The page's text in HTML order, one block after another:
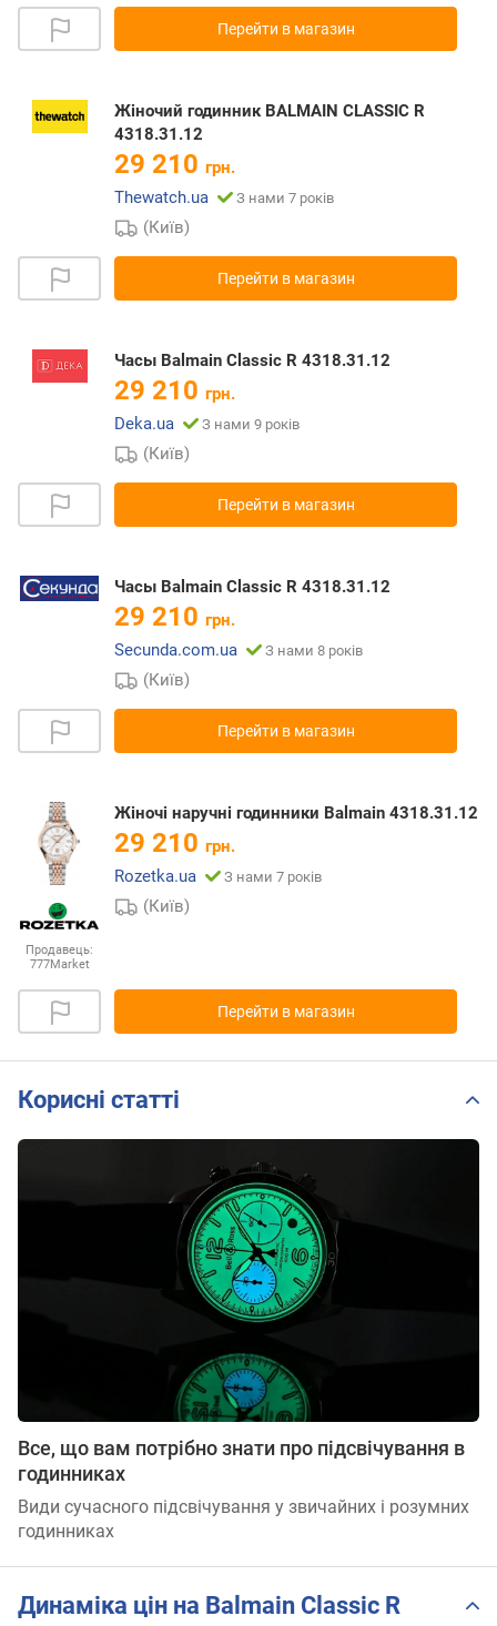
Перейти в магазин
Жіночий годинник BALMAIN CLASSIC R
4318.31.12
29 210 грн.
Thewatch.ua
З нами 7 років
(Київ)
Перейти в магазин
Часы Balmain Classic R 4318.31.12
29 210 грн.
Deka.ua
З нами 9 років
(Київ)
Перейти в магазин
Часы Balmain Classic R 4318.31.12
29 210 грн.
Secunda.com.ua
З нами 8 років
(Київ)
Перейти в магазин
Продавець:
777Market
Жіночі наручні годинники Balmain 4318.31.12
29 210 грн.
Rozetka.ua
З нами 7 років
(Київ)
Перейти в магазин
Корисні статті
Все, що вам потрібно знати про підсвічування в
годинниках
Види сучасного підсвічування у звичайних і розумних
годинниках
Динаміка цін на Balmain Classic R